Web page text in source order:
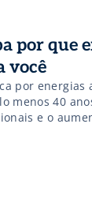
por que
você
por energias
menos 40
e o
têm se